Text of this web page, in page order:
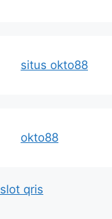
situs okto88
okto88
slot qris